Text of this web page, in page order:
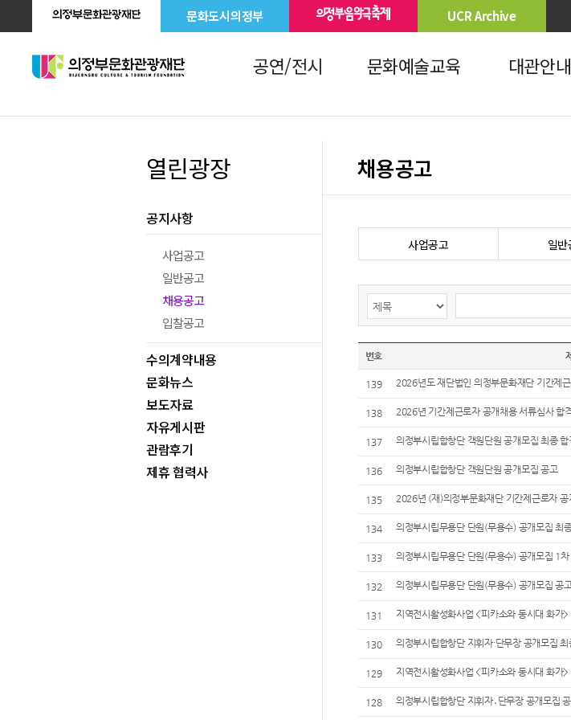
문화도시의정부 UCR Archive
공연/전시 문화예술교육 대관안내
열린광장
공지사항
사업공고
일반공고
채용공고
입찰공고
수의계약내용
문화뉴스
보도자료
자유게시판
관람후기
제휴 협력사
채용공고
사업공고 일
번호
139 2026년도 재단법인 의정부문화재단 기간제
138 2026년 기간제근로자 공개채용 서류심사 합
137 의정부시립합창단 객원단원 공개모집 최종
136 의정부시립합창단 객원단원 공개모집 공고
135 2026년 (재)의정부문화재단 기간제근로자 공
134 의정부시립무용단 단원(무용수) 공개모집 최
133 의정부시립무용단 단원(무용수) 공개모집 1차
132 의정부시립무용단 단원(무용수) 공개모집 공
131 지역전시활성화사업 <피카소와 동시대 화가
130 의정부시립합창단 지휘자·단무장 공개모집
129 지역전시활성화사업 <피카소와 동시대 화가
128 의정부시립합창단 지휘자․단무장 공개모집